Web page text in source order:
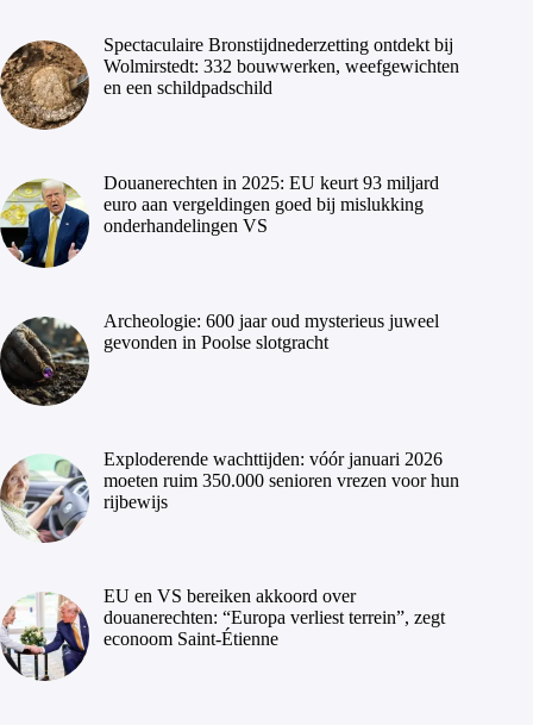
Spectaculaire Bronstijdnederzetting ontdekt bij
Wolmirstedt: 332 bouwwerken, weefgewichten
en een schildpadschild
Douanerechten in 2025: EU keurt 93 miljard
euro aan vergeldingen goed bij mislukking
onderhandelingen VS
Archeologie: 600 jaar oud mysterieus juweel
gevonden in Poolse slotgracht
Exploderende wachttijden: vóór januari 2026
moeten ruim 350.000 senioren vrezen voor hun
rijbewijs
EU en VS bereiken akkoord over
douanerechten: “Europa verliest terrein”, zegt
econoom Saint-Étienne